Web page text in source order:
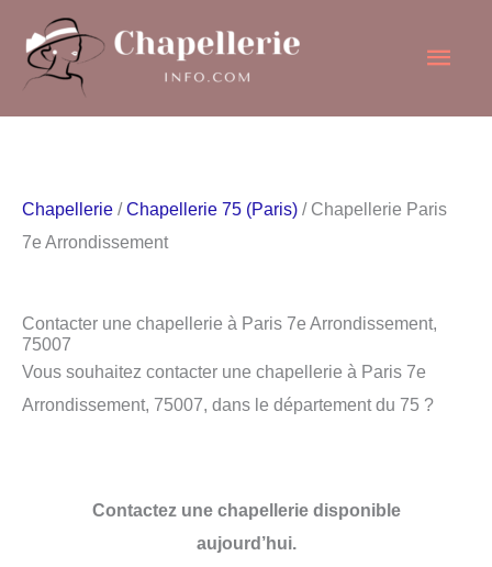
contenu
Chapellerie /Chapellerie 75 (Paris) / Chapellerie Paris
7e Arrondissement
Contacter une chapellerie à Paris 7e Arrondissement,
75007
Vous souhaitez contacter une chapellerie à Paris 7e
Arrondissement, 75007, dans le département du 75 ?
Contactez une chapellerie disponible
aujourd’hui.